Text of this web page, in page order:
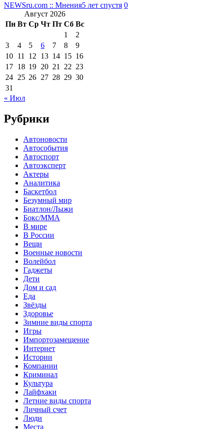
NEWSru.com :: Мнения5 лет спустя 0
Август 2026
Пн Вт Ср Чт Пт Сб Вс
1
2
3
4 5 6 7 8
9
10 11 12 13 14 15 16
17 18 19 20 21 22 23
24 25 26 27 28 29 30
31
« Июл
Рубрики
Автоновости
Автособытия
Автоспорт
Автоэксперт
Актеры
Аналитика
Баскетбол
Безумный мир
Биатлон/Лыжи
Бокс/MMA
В мире
В России
Вещи
Военные новости
Волейбол
Гаджеты
Дети
Дом и сад
Еда
Звёзды
Здоровье
Зимние виды спорта
Игры
Импортозамещение
Интернет
Истории
Компании
Криминал
Культура
Лайфхаки
Летние виды спорта
Личный счет
Люди
Места